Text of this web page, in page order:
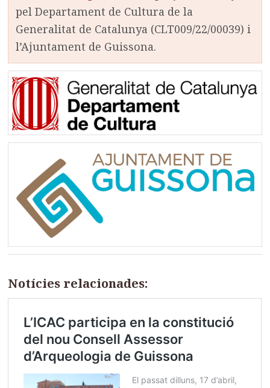
pel Departament de Cultura de la
Generalitat de Catalunya (CLT009/22/00039) i
l’Ajuntament de Guissona.
Notícies relacionades: